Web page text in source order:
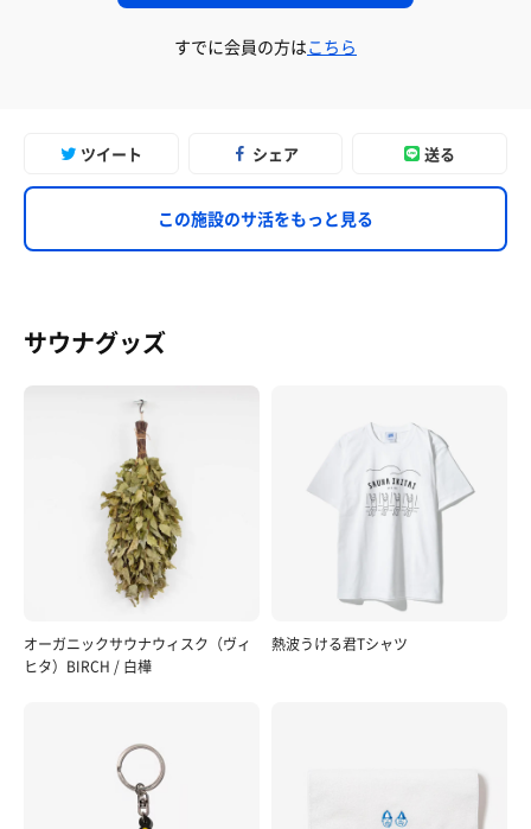
すでに会員の方はこちら
ツイート シェア 送る
この施設のサ活をもっと見る
サウナグッズ
オーガニックサウナウィスク（ヴィ
ヒタ）BIRCH / 白樺
熱波うける君Tシャツ